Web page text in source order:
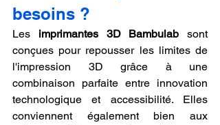
besoins ?
Les imprimantes 3D Bambulab sont
conçues pour repousser les limites de
l'impression 3D grâce à une
combinaison parfaite entre innovation
technologique et accessibilité. Elles
conviennent également bien aux